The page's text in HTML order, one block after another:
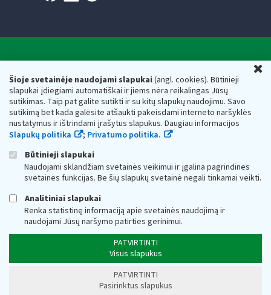
Šioje svetainėje naudojami slapukai(angl. cookies). Būtinieji
slapukai įdiegiami automatiškai ir jiems nėra reikalingas Jūsų
sutikimas. Taip pat galite sutikti ir su kitų slapukų naudojimu. Savo
sutikimą bet kada galėsite atšaukti pakeisdami interneto naršyklės
nustatymus ir ištrindami įrašytus slapukus. Daugiau informacijos
Slapukų politika
; Privatumo politika.
Būtinieji slapukai
Naudojami sklandžiam svetainės veikimui ir įgalina pagrindines
svetainės funkcijas. Be šių slapukų svetainė negali tinkamai veikti.
Analitiniai slapukai
Renka statistinę informaciją apie svetainės naudojimą ir
naudojami Jūsų naršymo patirties gerinimui.
PATVIRTINTI
Visus slapukus
PATVIRTINTI
Pasirinktus slapukus
Valstybinė mokesčių inspekcija prie Lietuvos
Respublikos finansų ministerijos
Biudžetinė įstaiga. Juridinio asmens kodas — 188659752,
adresas: Vasario 16-osios g. 14, 01107 Vilnius, Lietuva, el.paštas:
vmi@vmi.lt , E. pristatymo dėžutės adresas 188659752
Duomenys apie Valstybinę mokesčių inspekciją prie Lietuvos
Respublikos finansų ministerijos kaupiami ir saugomi Juridinių